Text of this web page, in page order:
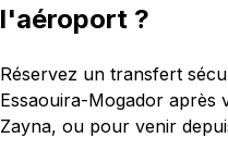
l'aéroport ?
Réservez un transfert
Essaouira-Mogador après
Zayna, ou pour venir